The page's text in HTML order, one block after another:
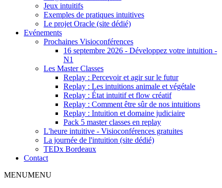
Jeux intuitifs
Exemples de pratiques intuitives
Le projet Oracle (site dédié)
Evénements
Prochaines Visioconférences
16 septembre 2026 - Développez votre intuition -
N1
Les Master Classes
Replay : Percevoir et agir sur le futur
Replay : Les intuitions animale et végétale
Replay : État intuitif et flow créatif
Replay : Comment être sûr de nos intuitions
Replay : Intuition et domaine judiciaire
Pack 5 master classes en replay
L'heure intuitive - Visioconférences gratuites
La journée de l'intuition (site dédié)
TEDx Bordeaux
Contact
MENUMENU